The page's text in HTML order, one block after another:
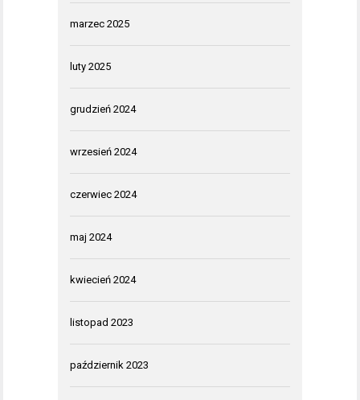
marzec 2025
luty 2025
grudzień 2024
wrzesień 2024
czerwiec 2024
maj 2024
kwiecień 2024
listopad 2023
październik 2023